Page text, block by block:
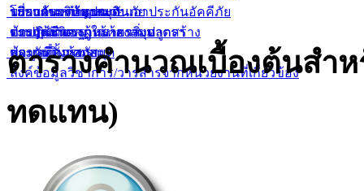
บริการของห้องสมุด
ข้อปฏิบัติของผู้ใช้ห้องสมุด
สถานที่ตั้งห้องสมุด
ลิ้งค์ข้อมูลวิชาการ/วารสารจากหน่วยงานที่เกี่ยวข้อง
โปรแกรมคำนวณเงินเอาประกันอัคคีภัย
ตารางมาตรฐานราคาสิ่งปลูกสร้าง
ข้อมูลที่ควรทราบ
ระบบค้นหากฏหมาย
ระบบค้นหากฏหมายรายมาตรา
เกี่ยวกับบริษัทประกันภัย
ประกันชีวิต
ประกันวินาศภัย
ตารางคำนวณเบื้องต้นสำ
ทดแทน)